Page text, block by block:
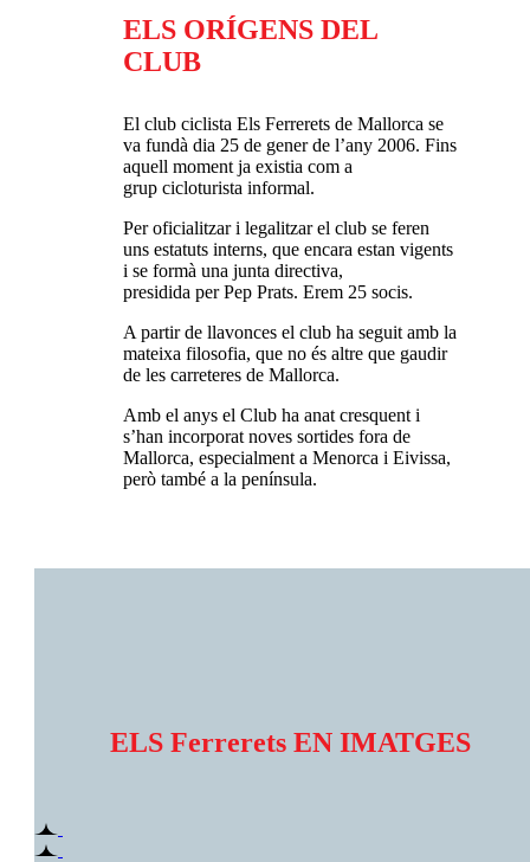
ELS ORÍGENS DEL
CLUB
El club ciclista Els Ferrerets de Mallorca se
va fundà dia 25 de gener de l’any 2006. Fins
aquell moment ja existia com a
grup cicloturista informal.
Per oficialitzar i legalitzar el club se feren
uns estatuts interns, que encara estan vigents
i se formà una junta directiva,
presidida per Pep Prats. Erem 25 socis.
A partir de llavonces el club ha seguit amb la
mateixa filosofia, que no és altre que gaudir
de les carreteres de Mallorca.
Amb el anys el Club ha anat cresquent i
s’han incorporat noves sortides fora de
Mallorca, especialment a Menorca i Eivissa,
però també a la península.
ELS Ferrerets EN IMATGES